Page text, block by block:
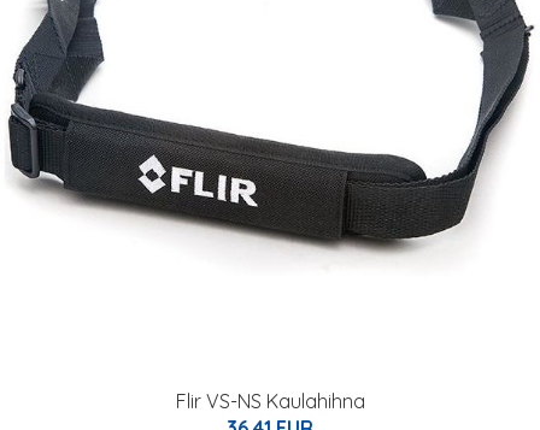
Flir VS-NS Kaulahihna